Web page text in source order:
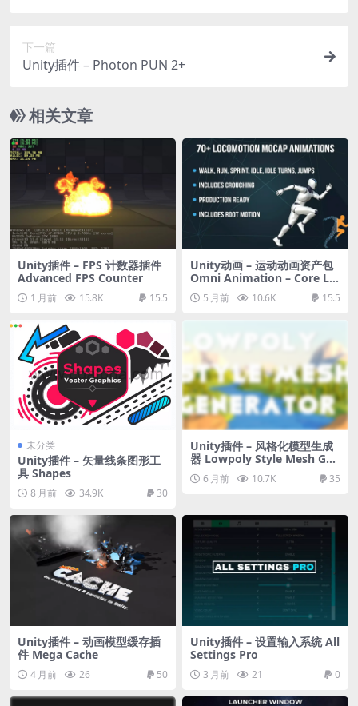
下一篇
Unity插件 – Photon PUN 2+
相关文章
Unity插件 – FPS 计数器插件
Advanced FPS Counter
1 月前 15.8K 15.5
Unity动画 – 运动动画资产包
Omni Animation – Core Lo
comotion Pack
5 月前 10.6K 15.5
未分类
Unity插件 – 矢量线条图形工
具 Shapes
8 月前 34.9K 30
Unity插件 – 风格化模型生成
器 Lowpoly Style Mesh Gen
erator
6 月前 10.7K 35
Unity插件 – 动画模型缓存插
件 Mega Cache
4 月前 26 50
Unity插件 – 设置输入系统 All
Settings Pro
3 月前 21 0